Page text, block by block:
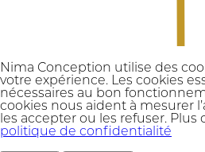
Nima Conception utilise des
votre expérience. Les cookies
nécessaires au bon
cookies nous aident à mesurer
les accepter ou les refuser. Plus
politique de confidentialité